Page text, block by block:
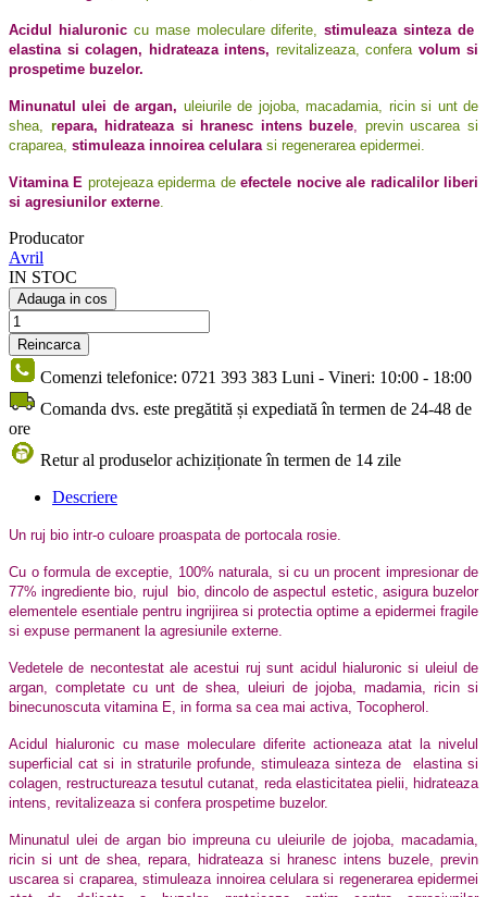
Acidul hialuroniccu mase moleculare diferite,stimuleaza sinteza de
elastina si colagen, hidrateaza intens, revitalizeaza, confera volum si
prospetime buzelor.
Minunatul ulei de argan, uleiurile de jojoba, macadamia, ricin si unt de
shea, repara, hidrateaza si hranesc intens buzele, previn uscarea si
craparea, stimuleaza innoirea celulara si regenerarea epidermei.
Vitamina E protejeaza epiderma de efectele nocive ale radicalilor liberi
si agresiunilor externe.
Producator
Avril
IN STOC
Adauga in cos
Comenzi telefonice: 0721 393 383 Luni - Vineri: 10:00 - 18:00
Comanda dvs. este pregătită și expediată în termen de 24-48 de
ore
Retur al produselor achiziționate în termen de 14 zile
Descriere
Un ruj bio intr-o culoare proaspata de portocala rosie.
Cu o formula de exceptie, 100% naturala, si cu un procent impresionar de
77% ingrediente bio, rujul bio, dincolo de aspectul estetic, asigura buzelor
elementele esentiale pentru ingrijirea si protectia optime a epidermei fragile
si expuse permanent la agresiunile externe.
Vedetele de necontestat ale acestui ruj sunt acidul hialuronic si uleiul de
argan, completate cu unt de shea, uleiuri de jojoba, madamia, ricin si
binecunoscuta vitamina E, in forma sa cea mai activa, Tocopherol.
Acidul hialuronic cu mase moleculare diferite actioneaza atat lanivelul
superficial cat si in straturile profunde, stimuleaza sinteza de elastina si
colagen, restructureaza tesutul cutanat, reda elasticitatea pielii, hidrateaza
intens, revitalizeaza si confera prospetime buzelor.
Minunatul ulei de argan bio impreuna cu uleiurile de jojoba, macadamia,
ricin si unt de shea, repara, hidrateaza si hranesc intens buzele, previn
uscarea si craparea, stimuleaza innoirea celulara si regenerarea epidermei